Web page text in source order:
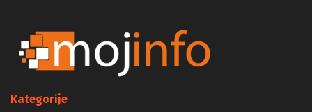
Kategorije